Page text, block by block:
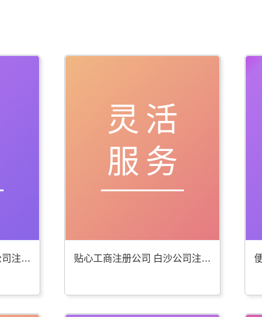
优质工商年检代办 白沙公司注册服务棒
灵活
服务
贴心工商注册公司 白沙公司注册服务好